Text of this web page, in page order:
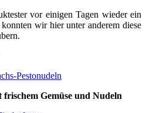
vor einigen Tagen wieder ein
wir hier unter anderem diese
Gemüse und Nudeln